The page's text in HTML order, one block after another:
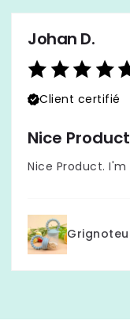
Johan D.
Client certifié
Nice Product
Nice Product.